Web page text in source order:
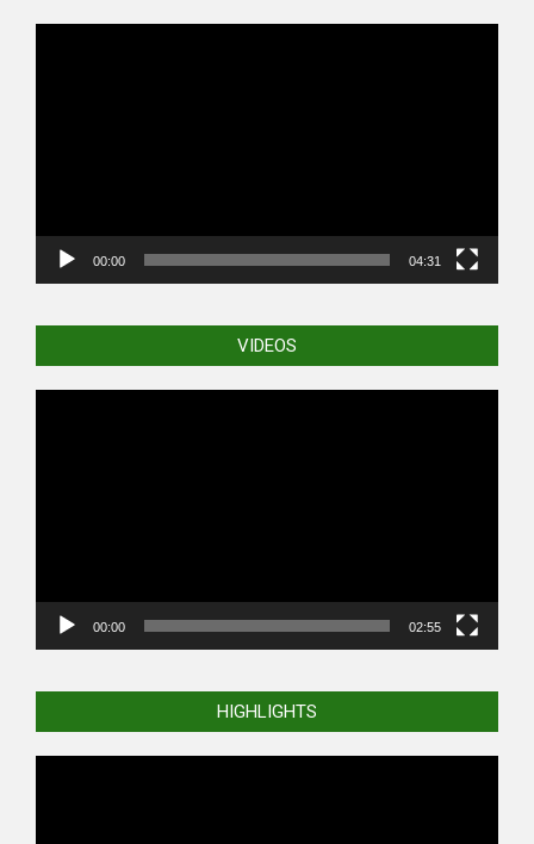
00:00 04:31
VIDEOS
00:00 02:55
HIGHLIGHTS